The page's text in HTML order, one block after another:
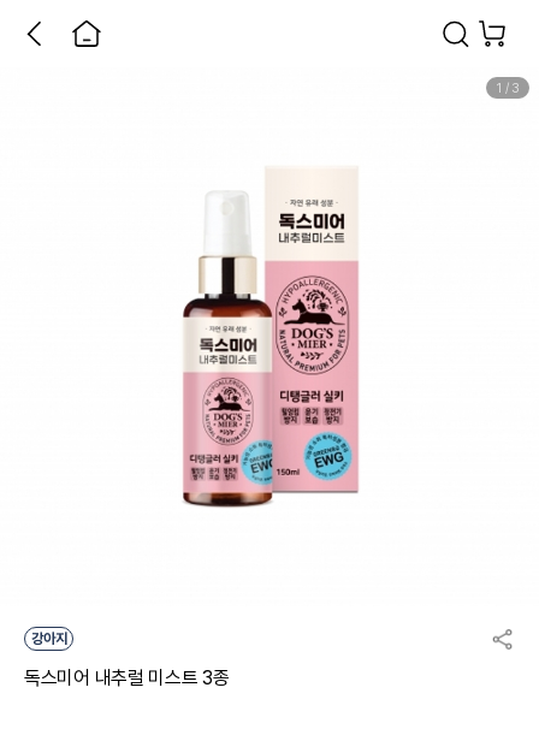
1 / 3
강아지
독스미어 내추럴 미스트 3종